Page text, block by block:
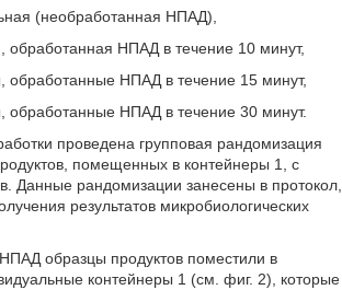
(необработанная НПАД),
обработанная НПАД в течение 10 минут,
обработанные НПАД в течение 15 минут,
обработанные НПАД в течение 30 минут.
проведена групповая рандомизация
помещенных в контейнеры 1, с
Данные рандомизации занесены в протокол,
результатов микробиологических
образцы продуктов поместили в
контейнеры 1 (см. фиг. 2), которые